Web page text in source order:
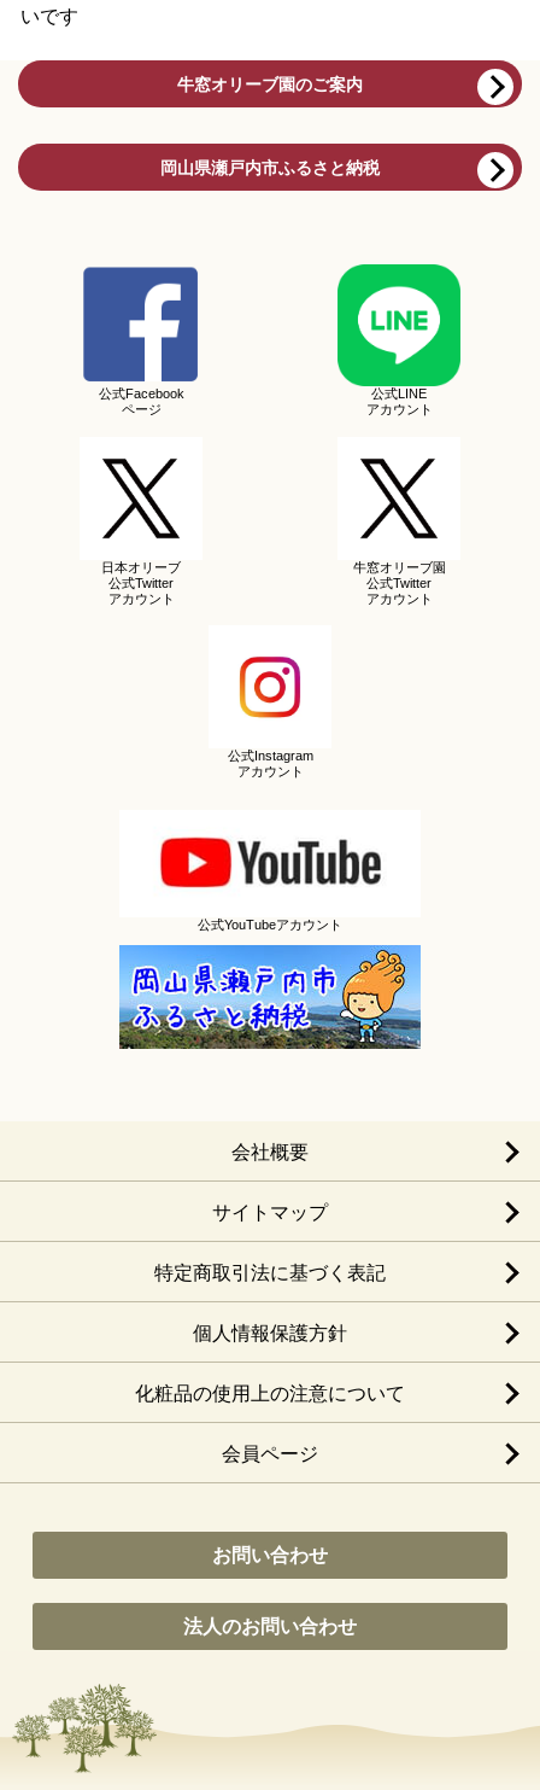
いです
牛窓オリーブ園のご案内
岡山県瀬戸内市ふるさと納税
公式Facebook
ページ
公式LINE
アカウント
日本オリーブ
公式Twitter
アカウント
牛窓オリーブ園
公式Twitter
アカウント
公式Instagram
アカウント
公式YouTubeアカウント
会社概要
サイトマップ
特定商取引法に基づく表記
個人情報保護方針
化粧品の使用上の注意について
会員ページ
お問い合わせ
法人のお問い合わせ